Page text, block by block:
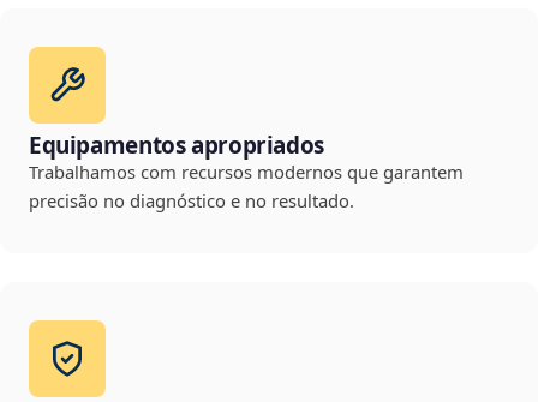
Equipamentos apropriados
Trabalhamos com recursos modernos que garantem
precisão no diagnóstico e no resultado.